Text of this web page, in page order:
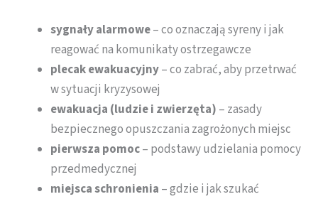
sygnały alarmowe– co oznaczają syreny i jak
reagować na komunikaty ostrzegawcze
plecak ewakuacyjny– co zabrać, aby przetrwać
w sytuacji kryzysowej
ewakuacja (ludzie i zwierzęta) – zasady
bezpiecznego opuszczania zagrożonych miejsc
pierwsza pomoc– podstawy udzielania pomocy
przedmedycznej
miejsca schronienia – gdzie i jak szukać